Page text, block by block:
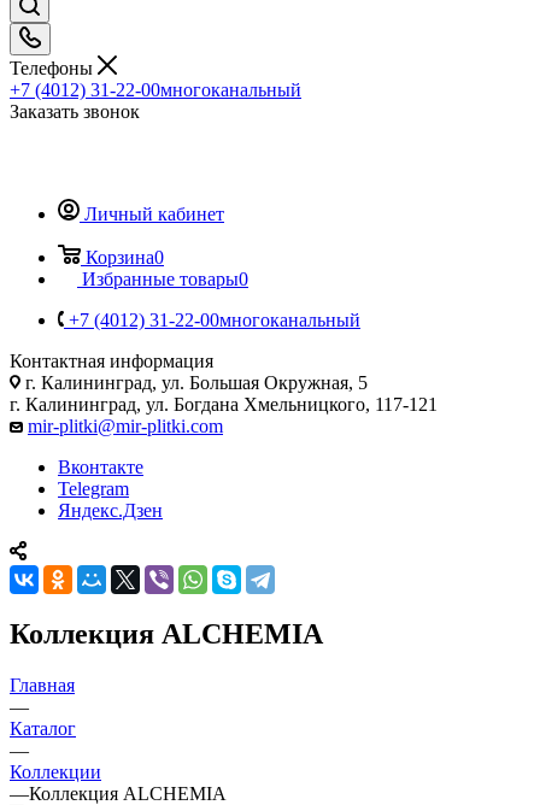
Телефоны
+7 (4012) 31-22-00многоканальный
Заказать звонок
Личный кабинет
Корзина0
Избранные товары0
+7 (4012) 31-22-00многоканальный
Контактная информация
г. Калининград, ул. Большая Окружная, 5
г. Калининград, ул. Богдана Хмельницкого, 117-121
mir-plitki@mir-plitki.com
Вконтакте
Telegram
Яндекс.Дзен
Коллекция ALCHEMIA
Главная
—
Каталог
—
Коллекции
—Коллекция ALCHEMIA